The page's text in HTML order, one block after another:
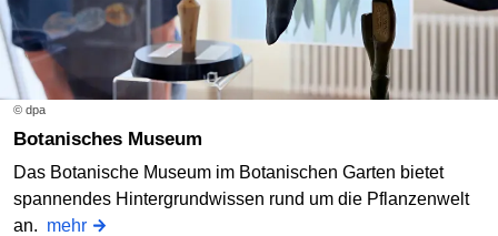
© dpa
Botanisches Museum
Das Botanische Museum im Botanischen Garten bietet
spannendes Hintergrundwissen rund um die Pflanzenwelt
an. mehr